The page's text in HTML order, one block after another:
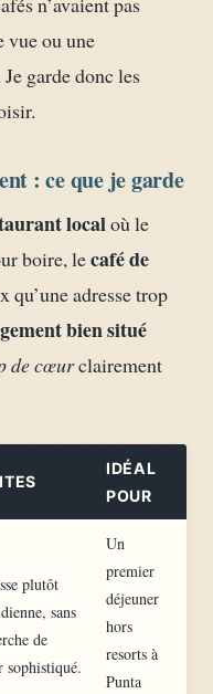
vue ou une
garde donc les
: ce que je garde
localoù le
boire, lecafé de
qu’une adresse trop
bien situé
de cœurclairement
IDÉAL
POUR
plutôt
sans
de
sophistiqué.
Un
premier
déjeuner
hors
resorts à
Punta